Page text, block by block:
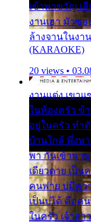
เข้าพาขวัญ เ
งานเฮา มัวซ
ล้างจานในงา
(KARAOKE)
20 views •
งานแต่ง เขา
ในห้องครัว ข้า
อยู่ในครัว ทำตั
บ้านใกล้ พึ่งพา
พา กันเข้าพา
เดียวดาย เป็น
คนพ่าย บ่มีควา
เป็นบ่ได้ คือค
ในครัว เจ้าสา